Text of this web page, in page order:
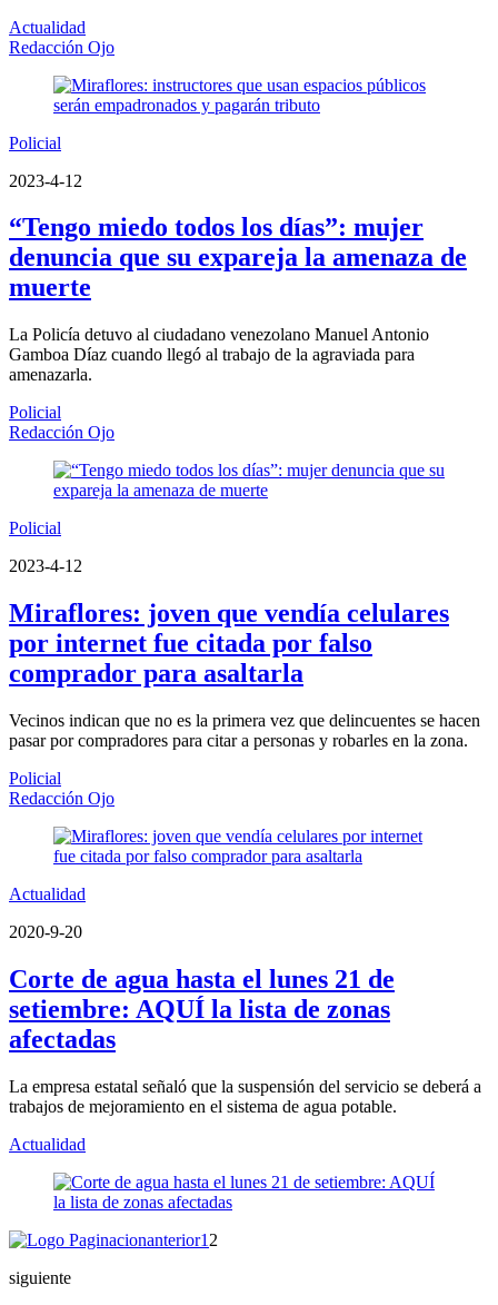
Actualidad
Redacción Ojo
Policial
2023-4-12
“Tengo miedo todos los días”: mujer
denuncia que su expareja la amenaza de
muerte
La Policía detuvo al ciudadano venezolano Manuel Antonio
Gamboa Díaz cuando llegó al trabajo de la agraviada para
amenazarla.
Policial
Redacción Ojo
Policial
2023-4-12
Miraflores: joven que vendía celulares
por internet fue citada por falso
comprador para asaltarla
Vecinos indican que no es la primera vez que delincuentes se hacen
pasar por compradores para citar a personas y robarles en la zona.
Policial
Redacción Ojo
Actualidad
2020-9-20
Corte de agua hasta el lunes 21 de
setiembre: AQUÍ la lista de zonas
afectadas
La empresa estatal señaló que la suspensión del servicio se deberá a
trabajos de mejoramiento en el sistema de agua potable.
Actualidad
anterior1 2
siguiente